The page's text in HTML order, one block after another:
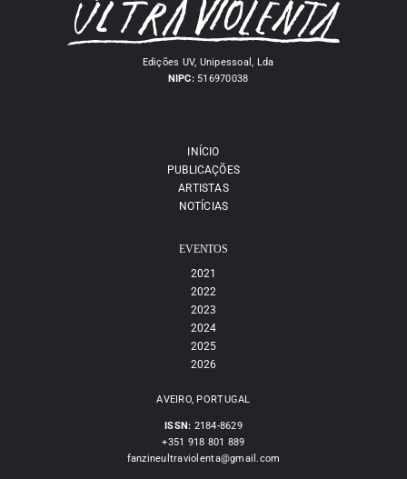
Edições UV, Unipessoal, Lda
NIPC:516970038
INÍCIO
PUBLICAÇÕES
ARTISTAS
NOTÍCIAS
EVENTOS
2021
2022
2023
2024
2025
2026
AVEIRO, PORTUGAL
ISSN: 2184-8629
+351 918 801 889
fanzineultraviolenta@gmail.com